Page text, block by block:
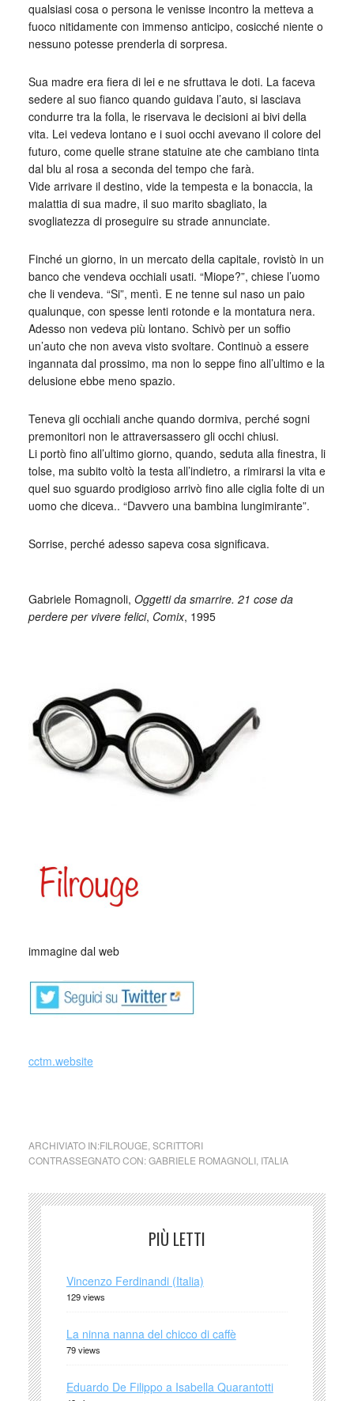
qualsiasi cosa o persona le venisse incontro la metteva a
fuoco nitidamente con immenso anticipo, cosicché niente o
nessuno potesse prenderla di sorpresa.
Sua madre era fiera di lei e ne sfruttava le doti. La faceva
sedere al suo fianco quando guidava l’auto, si lasciava
condurre tra la folla, le riservava le decisioni ai bivi della
vita. Lei vedeva lontano e i suoi occhi avevano il colore del
futuro, come quelle strane statuine ate che cambiano tinta
dal blu al rosa a seconda del tempo che farà.
Vide arrivare il destino, vide la tempesta e la bonaccia, la
malattia di sua madre, il suo marito sbagliato, la
svogliatezza di proseguire su strade annunciate.
Finché un giorno, in un mercato della capitale, rovistò in un
banco che vendeva occhiali usati. “Miope?”, chiese l’uomo
che li vendeva. “Si”, mentì. E ne tenne sul naso un paio
qualunque, con spesse lenti rotonde e la montatura nera.
Adesso non vedeva più lontano. Schivò per un soffio
un’auto che non aveva visto svoltare. Continuò a essere
ingannata dal prossimo, ma non lo seppe fino all’ultimo e la
delusione ebbe meno spazio.
Teneva gli occhiali anche quando dormiva, perché sogni
premonitori non le attraversassero gli occhi chiusi.
Li portò fino all’ultimo giorno, quando, seduta alla finestra, li
tolse, ma subito voltò la testa all’indietro, a rimirarsi la vita e
quel suo sguardo prodigioso arrivò fino alle ciglia folte di un
uomo che diceva.. “Davvero una bambina lungimirante”.
Sorrise, perché adesso sapeva cosa significava.
Gabriele Romagnoli, Oggetti da smarrire. 21 cose da
perdere per vivere felici, Comix, 1995
immagine dal web
cctm.website
ARCHIVIATO IN:FILROUGE SCRITTORI
CONTRASSEGNATO CON:GABRIELE ROMAGNOLI, ITALIA
PIÙ LETTI
Vincenzo Ferdinandi (Italia)
129 views
La ninna nanna del chicco di caffè
79 views
Eduardo De Filippo a Isabella Quarantotti